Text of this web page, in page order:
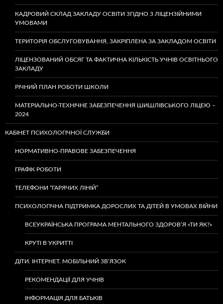
КАДРОВИЙ СКЛАД ЗАКЛАДУ ОСВІТИ ЗГІДНО З ЛІЦЕНЗІЙНИМИ
УМОВАМИ
ТЕРИТОРІЯ ОБСЛУГОВУВАННЯ, ЗАКРІПЛЕНА ЗА ЗАКЛАДОМ ОСВІТИ
ЛІЦЕНЗОВАНИЙ ОБСЯГ ТА ФАКТИЧНА КІЛЬКІСТЬ УЧНІВ ОСВІТНЬОГО
ЗАКЛАДУ
РІЧНИЙ ПЛАН РОБОТИ ШКОЛИ
МАТЕРІАЛЬНО-ТЕХНІЧНЕ ЗАБЕЗПЕЧЕННЯ ШИШЛІВСЬКОГО ЛІЦЕЮ –
2024
КАБІНЕТ ПСИХОЛОГІЧНОЇ СЛУЖБИ
НОРМАТИВНО-ПРАВОВЕ ЗАБЕЗПЕЧЕННЯ
ГРАФІК РОБОТИ
ТЕЛЕФОНИ “ГАРЯЧИХ ЛІНІЙ”
ПСИХОЛОГІЧНА ПІДТРИМКА ДОРОСЛИХ ТА ДІТЕЙ В УМОВАХ ВІЙНИ
ВСЕУКРАЇНСЬКА ПРОГРАМА МЕНТАЛЬНОГО ЗДОРОВ’Я «ТИ ЯК?»
КРУТІ В УКРИТТІ
ДІТИ. ІНТЕРНЕТ. МОБІЛЬНИЙ ЗВ’ЯЗОК
РЕКОМЕНДАЦІЇ ДЛЯ УЧНІВ
ІНФОРМАЦІЯ ДЛЯ БАТЬКІВ